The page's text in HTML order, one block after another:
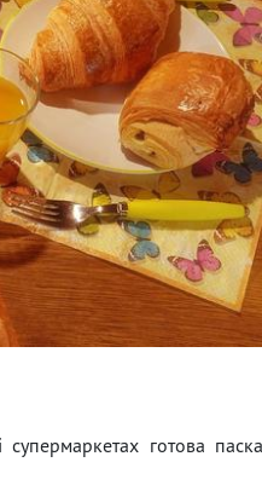
готова паска